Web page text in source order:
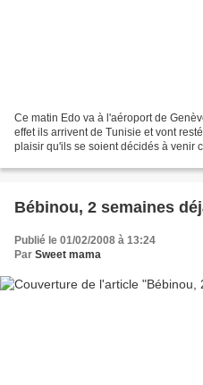
Ce matin Edo va à l'aéroport de
effet ils arrivent de Tunisie et vont
plaisir qu'ils se soient décidés à venir
Bébinou, 2 semaines
Publié le 01/02/2008 à 13:24
Par Sweet mama